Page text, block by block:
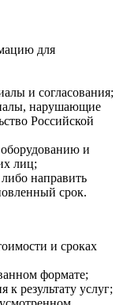
для
и согласования;
нарушающие
Российской
и
лиц;
направить
срок.
и сроках
формате;
к результату услуг;